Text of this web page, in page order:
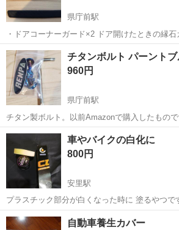
県庁前駅
・ドアコーナーガード×2 ドア開けたときの縁石
・ドアガード×2 ドアパン対策。 いずれもマグネット式なので脱着簡
単です。 簡単とは言え、私の使用時では走行後
んでした。高速飛ばしても問...
沖縄 那覇市 県庁前駅 外装、車外用
チタンボルト パーントブ
960円
県庁前駅
チタン製ボルト。以前Amazonで購入したもので
スアップにどうぞ。専用のトルクスも付属しま
が１つありません。必要に応じてご自身でご用
沖縄 那覇市 県庁前駅 外装、車外用
車やバイクの白化に
800円
安里駅
プラスチック部分が白くなった時に 塗るやつで
す。 液体の方は少し使われています。 塗装し
た！ 取り引き後はノークレーム、 ノーリターン
沖縄 那覇市 安里駅
自動車養生カバー